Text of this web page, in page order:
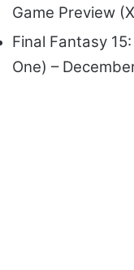
Game Preview
Final Fantasy
One) –